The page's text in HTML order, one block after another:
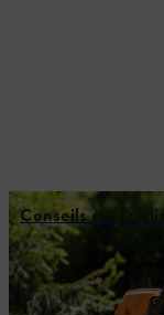
Conseils sur